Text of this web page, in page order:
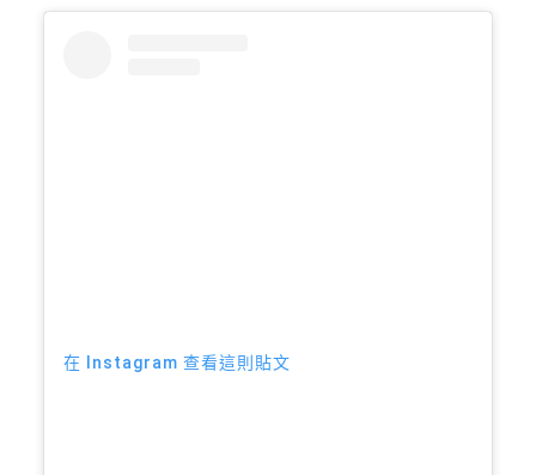
在 Instagram 查看這則貼文